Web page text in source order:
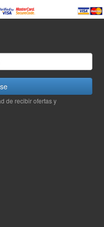
de recibir ofertas y